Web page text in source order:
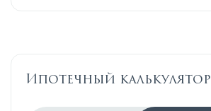
Ипотечный калькулятор